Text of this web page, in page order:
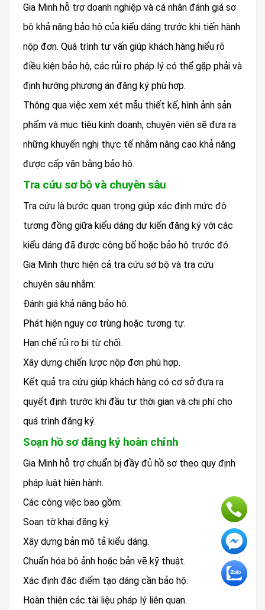
Gia Minh hỗ trợ doanh nghiệp và cá nhân đánh giá sơ
bộ khả năng bảo hộ của kiểu dáng trước khi tiến hành
nộp đơn. Quá trình tư vấn giúp khách hàng hiểu rõ
điều kiện bảo hộ, các rủi ro pháp lý có thể gặp phải và
định hướng phương án đăng ký phù hợp.
Thông qua việc xem xét mẫu thiết kế, hình ảnh sản
phẩm và mục tiêu kinh doanh, chuyên viên sẽ đưa ra
những khuyến nghị thực tế nhằm nâng cao khả năng
được cấp văn bằng bảo hộ.
Tra cứu sơ bộ và chuyên sâu
Tra cứu là bước quan trọng giúp xác định mức độ
tương đồng giữa kiểu dáng dự kiến đăng ký với các
kiểu dáng đã được công bố hoặc bảo hộ trước đó.
Gia Minh thực hiện cả tra cứu sơ bộ và tra cứu
chuyên sâu nhằm:
Đánh giá khả năng bảo hộ.
Phát hiện nguy cơ trùng hoặc tương tự.
Hạn chế rủi ro bị từ chối.
Xây dựng chiến lược nộp đơn phù hợp.
Kết quả tra cứu giúp khách hàng có cơ sở đưa ra
quyết định trước khi đầu tư thời gian và chi phí cho
quá trình đăng ký.
Soạn hồ sơ đăng ký hoàn chỉnh
Gia Minh hỗ trợ chuẩn bị đầy đủ hồ sơ theo quy định
pháp luật hiện hành.
Các công việc bao gồm:
Soạn tờ khai đăng ký.
Xây dựng bản mô tả kiểu dáng.
Chuẩn hóa bộ ảnh hoặc bản vẽ kỹ thuật.
Xác định đặc điểm tạo dáng cần bảo hộ.
Hoàn thiện các tài liệu pháp lý liên quan.